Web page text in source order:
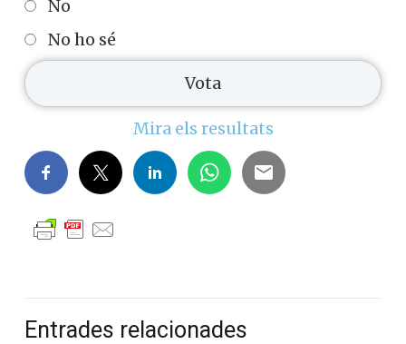
No
No ho sé
Mira els resultats
Entrades relacionades